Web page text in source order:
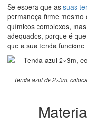
Se espera que as suas
permaneça firme mesmo
químicos complexos,
adequados, porque é
que a sua tenda
Tenda azul de 2×3m,